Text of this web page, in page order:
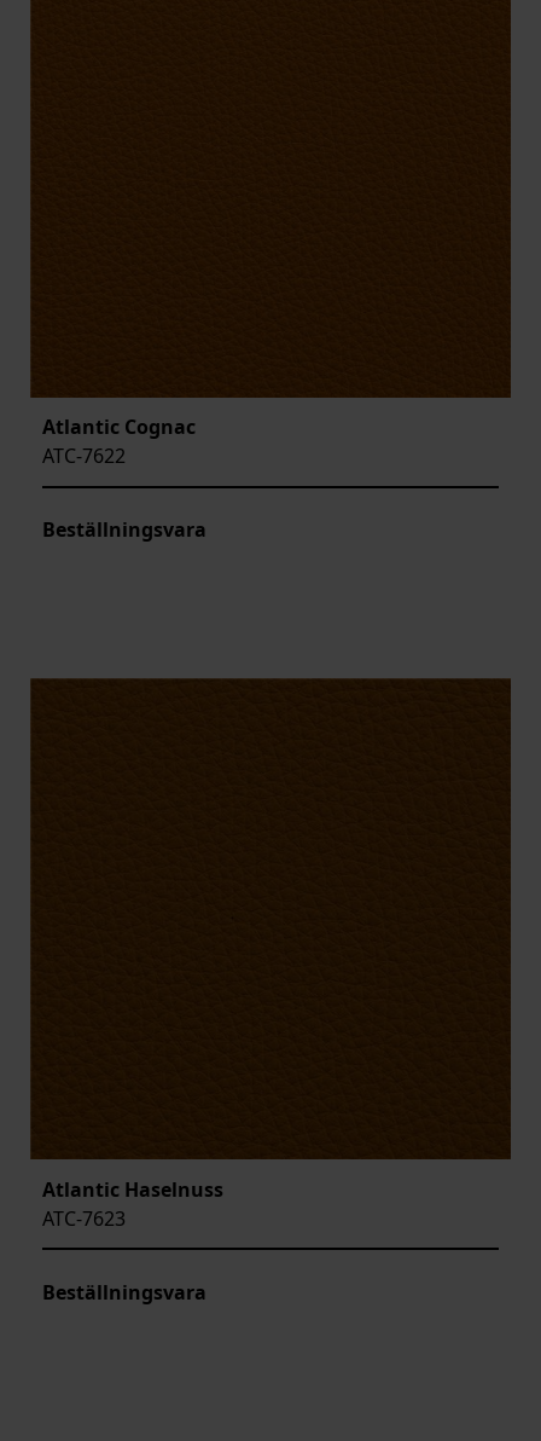
Atlantic Cognac
ATC-7622
Beställningsvara
Atlantic Haselnuss
ATC-7623
Beställningsvara